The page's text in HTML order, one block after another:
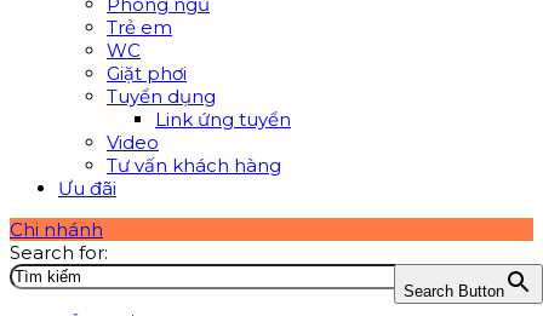
Trẻ em
WC
Giặt phơi
Tuyển dụng
Link ứng tuyển
Video
Tư vấn khách hàng
Ưu đãi
Chi nhánh
Search for:
Search Button